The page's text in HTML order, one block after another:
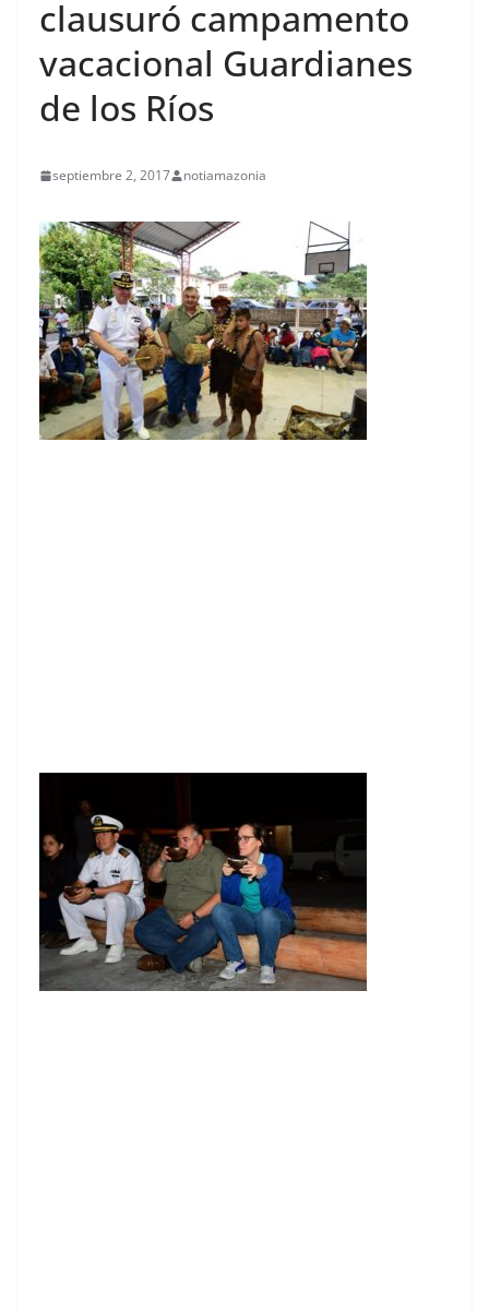
clausuró campamento
vacacional Guardianes
de los Ríos
septiembre 2, 2017 notiamazonia